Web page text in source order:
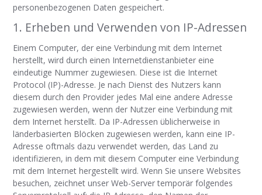
personenbezogenen Daten gespeichert.
1. Erheben und Verwenden von IP-Adressen
Einem Computer, der eine Verbindung mit dem Internet
herstellt, wird durch einen Internetdienstanbieter eine
eindeutige Nummer zugewiesen. Diese ist die Internet
Protocol (IP)-Adresse. Je nach Dienst des Nutzers kann
diesem durch den Provider jedes Mal eine andere Adresse
zugewiesen werden, wenn der Nutzer eine Verbindung mit
dem Internet herstellt. Da IP-Adressen üblicherweise in
länderbasierten Blöcken zugewiesen werden, kann eine IP-
Adresse oftmals dazu verwendet werden, das Land zu
identifizieren, in dem mit diesem Computer eine Verbindung
mit dem Internet hergestellt wird. Wenn Sie unsere Websites
besuchen, zeichnet unser Web-Server temporär folgendes